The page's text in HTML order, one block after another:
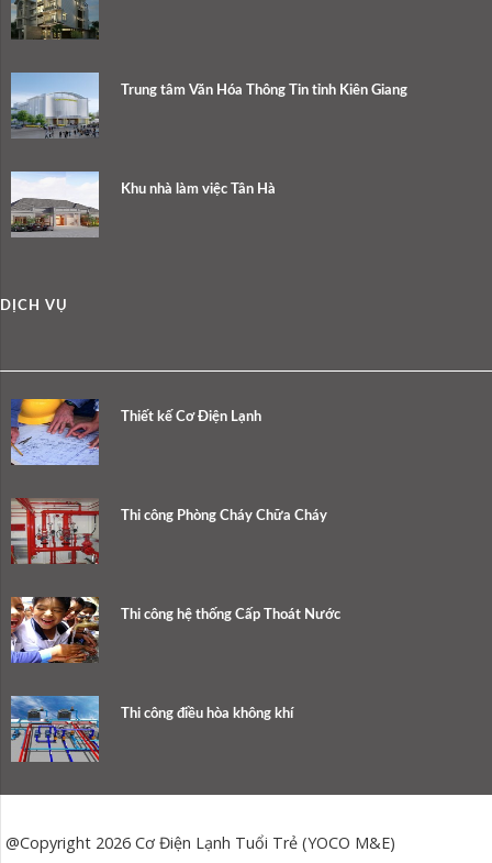
Trung tâm Văn Hóa Thông Tin tỉnh Kiên Giang
Khu nhà làm việc Tân Hà
DỊCH VỤ
Thiết kế Cơ Điện Lạnh
Thi công Phòng Cháy Chữa Cháy
Thi công hệ thống Cấp Thoát Nước
Thi công điều hòa không khí
@Copyright 2026 Cơ Điện Lạnh Tuổi Trẻ (YOCO M&E)